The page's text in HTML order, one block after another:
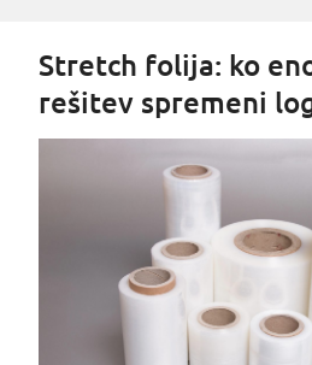
Stretch folija: ko
rešitev spremeni